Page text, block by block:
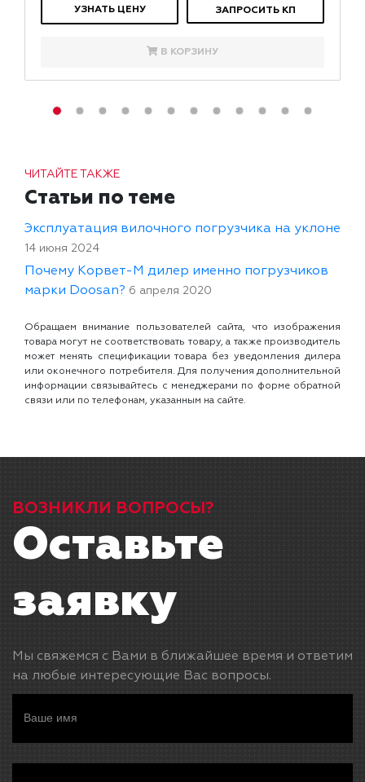
УЗНАТЬ ЦЕНУ ЗАПРОСИТЬ КП
В КОРЗИНУ
ЧИТАЙТЕ ТАКЖЕ
Статьи по теме
Эксплуатация вилочного погрузчика на уклоне
14 июня 2024
Почему Корвет-М дилер именно погрузчиков
марки Doosan? 6 апреля 2020
Обращаем внимание пользователей сайта, что изображения
товара могут не соответствовать товару, а также производитель
может менять спецификации товара без уведомления дилера
или оконечного потребителя. Для получения дополнительной
информации связывайтесь с менеджерами по форме обратной
связи или по телефонам, указанным на сайте.
ВОЗНИКЛИ ВОПРОСЫ?
Оставьте
заявку
Мы свяжемся с Вами в ближайшее время и ответим
на любые интересующие Вас вопросы.